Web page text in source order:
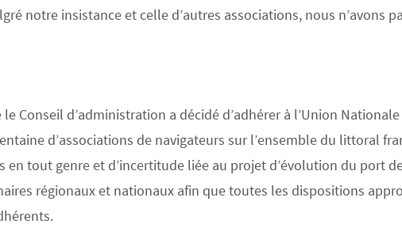
notre insistance et celle d’autres associations, nous n’avons
Conseil d’administration a décidé d’adhérer à l’Union
d’associations de navigateurs sur l’ensemble du littoral
en tout genre et d’incertitude liée au projet d’évolution du port
régionaux et nationaux afin que toutes les dispositions